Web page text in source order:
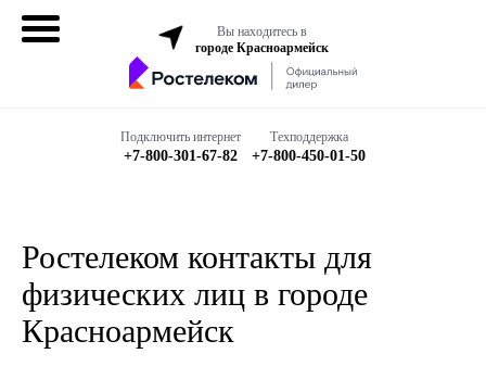
Вы находитесь в
городе Красноармейск
Подключить интернет
+7-800-301-67-82
Техподдержка
+7-800-450-01-50
Бизнесу
Ростелеком контакты для
физических лиц в городе
Красноармейск